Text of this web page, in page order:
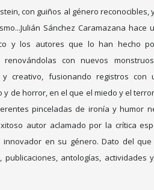
con guiños al género reconocibles,
Sánchez Caramazana hace
y los autores que lo han hecho
renovándolas con nuevos
y creativo, fusionando registros con
y de horror, en el que el miedo y el
pinceladas de ironía y humor
autor aclamado por la crítica
innovador en su género. Dato del
publicaciones, antologías, actividades